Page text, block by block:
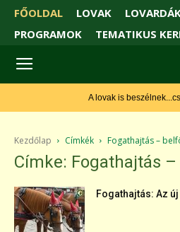
FŐOLDAL LOVAK
PROGRAMOK
TEMATIKUS
A lovak is beszélnek...csak
Kezdőlap Címkék Fogathajtás –
Címke: Fogathajtás
Fogathajtás: Az